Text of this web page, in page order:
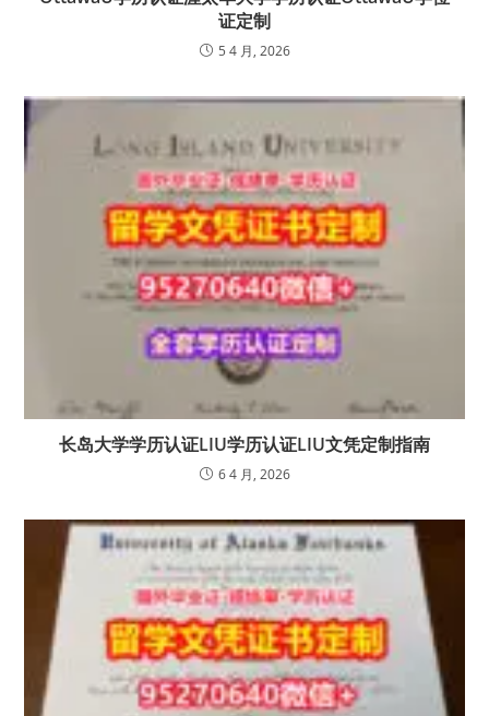
证定制
5 4 月, 2026
长岛大学学历认证LIU学历认证LIU文凭定制指南
6 4 月, 2026